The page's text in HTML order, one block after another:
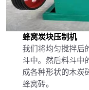
蜂窝炭块压制机
我们将均匀搅拌后
斗中。然后料斗中
成各种形状的木炭
蜂窝砖。